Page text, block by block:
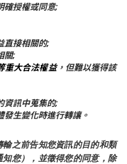
確授權或同意;
直接相關的;
關;
重大合法權益，但難以獲得該
資訊中蒐集的;
生變化時進行轉讓。
之前告知您資訊的目的和類
您），並徵得您的同意，除